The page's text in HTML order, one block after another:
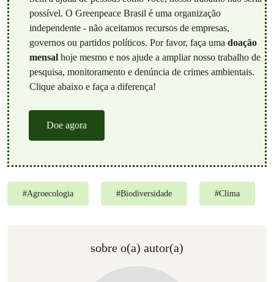
possível. O Greenpeace Brasil é uma organização
independente - não aceitamos recursos de empresas,
governos ou partidos políticos. Por favor, faça uma doação
mensalhoje mesmo e nos ajude a ampliar nosso trabalho de
pesquisa, monitoramento e denúncia de crimes ambientais.
Clique abaixo e faça a diferença!
Doe agora
#Agroecologia #Biodiversidade #Clima
sobre o(a) autor(a)